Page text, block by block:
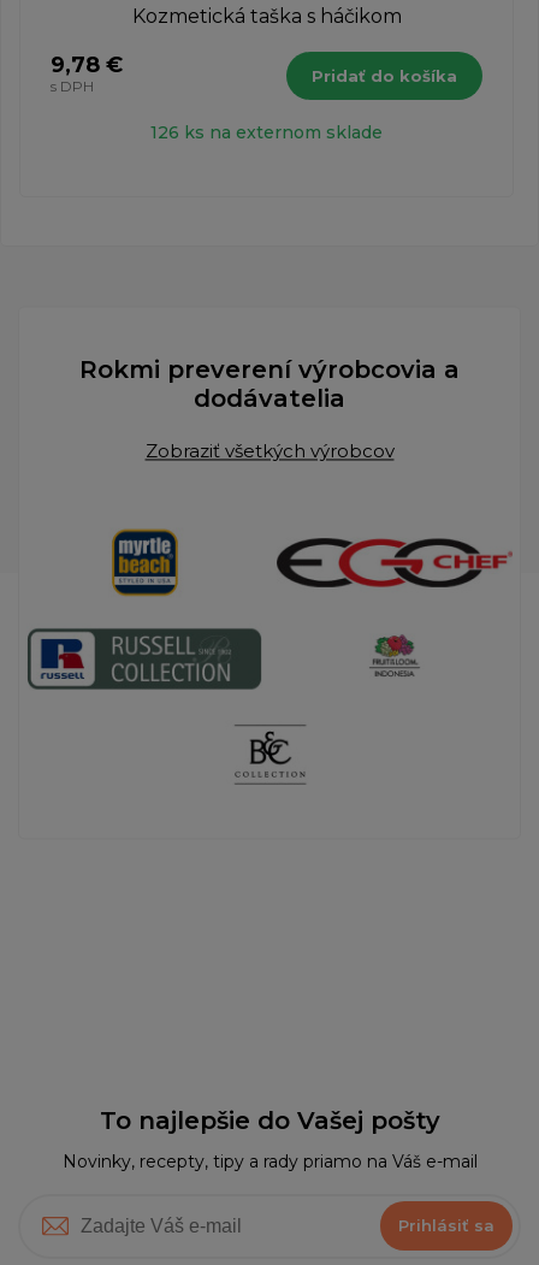
Kozmetická taška s háčikom
9,78 €
s DPH
Pridať do košíka
126 ks na externom sklade
Rokmi preverení výrobcovia a
dodávatelia
Zobraziť všetkých výrobcov
To najlepšie do Vašej pošty
Novinky, recepty, tipy a rady priamo na Váš e-mail
Prihlásiť sa